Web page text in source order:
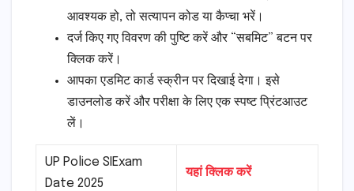
आवश्यक हो, तो सत्यापन कोड या कैप्चा भरें।
दर्ज किए गए विवरण की पुष्टि करें और “सबमिट” बटन पर
क्लिक करें।
आपका एडमिट कार्ड स्क्रीन पर दिखाई देगा। इसे
डाउनलोड करें और परीक्षा के लिए एक स्पष्ट प्रिंटआउट
लें।
UP Police SIExam
Date 2025
यहां क्लिक करें